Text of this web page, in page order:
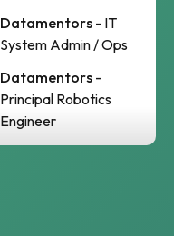
Datamentors - IT
System Admin / Ops
Datamentors -
Principal Robotics
Engineer